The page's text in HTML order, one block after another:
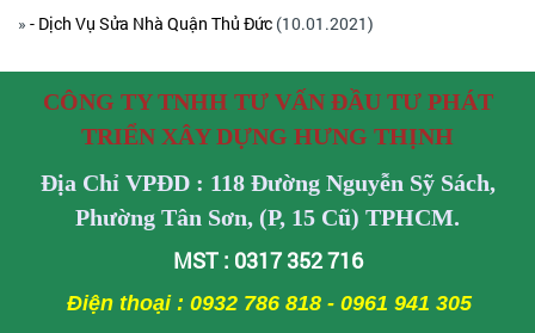
» - Dịch Vụ Sửa Nhà Quận Thủ Đức (10.01.2021)
CÔNG TY TNHH TƯ VẤN ĐẦU TƯ PHÁT
TRIỂN XÂY DỰNG HƯNG THỊNH
Địa Chỉ VPĐD : 118 Đường Nguyễn Sỹ Sách,
Phường Tân Sơn, (P, 15 Cũ) TPHCM.
MST : 0317 352 716
Điện thoại : 0932 786 818 - 0961 941 305